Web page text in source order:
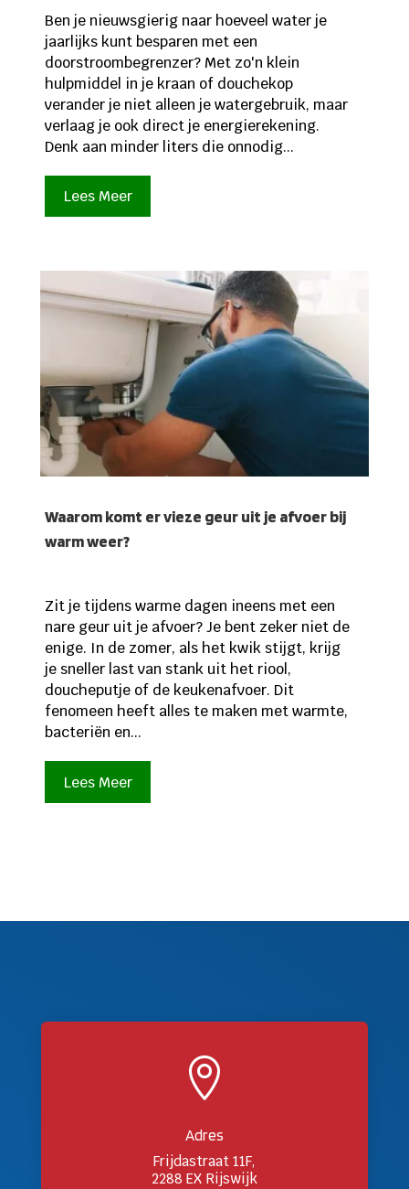
Ben je nieuwsgierig naar hoeveel water je
jaarlijks kunt besparen met een
doorstroombegrenzer? Met zo'n klein
hulpmiddel in je kraan of douchekop
verander je niet alleen je watergebruik, maar
verlaag je ook direct je energierekening.
Denk aan minder liters die onnodig...
Lees Meer
Waarom komt er vieze geur uit je afvoer bij
warm weer?
Zit je tijdens warme dagen ineens met een
nare geur uit je afvoer? Je bent zeker niet de
enige. In de zomer, als het kwik stijgt, krijg
je sneller last van stank uit het riool,
doucheputje of de keukenafvoer. Dit
fenomeen heeft alles te maken met warmte,
bacteriën en...
Lees Meer

Adres
Frijdastraat 11F,
2288 EX Rijswijk